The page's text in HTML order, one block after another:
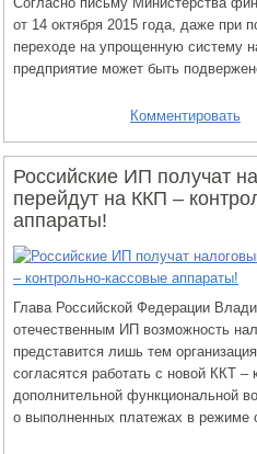
от 14 октября 2015 года, даже при
переходе на упрощенную систему
предприятие может быть
Комментировать
Российские ИП получат
перейдут на ККП –
аппараты!
Глава Российской Федерации
отечественным ИП возможность
представится лишь тем
согласятся работать с новой ККТ –
дополнительной функциональной
о выполненных платежах в режиме